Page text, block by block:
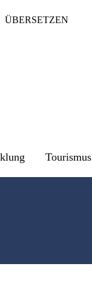
ÜBERSETZEN
Tourismus